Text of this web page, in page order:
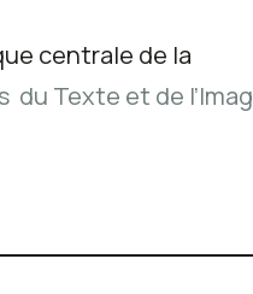
centrale de la
du Texte et de